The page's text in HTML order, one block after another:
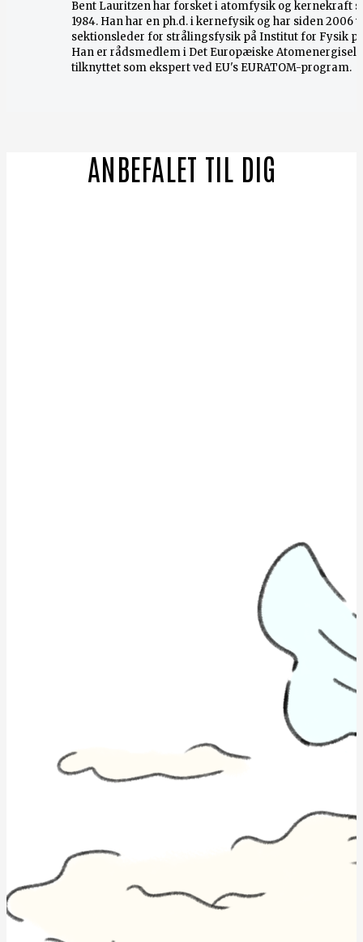
Bent Lauritzen har forsket i atomfysik og kernekraft
1984. Han har en ph.d. i kernefysik og har siden 2006
sektionsleder for strålingsfysik på Institut for Fysik
Han er rådsmedlem i Det Europæiske
tilknyttet som ekspert ved EU's EURATOM-program.
ANBEFALET TIL DIG